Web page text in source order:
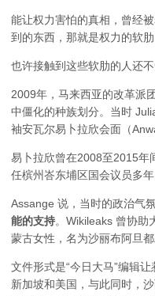
能让权力害怕的真相，曾经
到的东西，那就是权力的软肋
也许接触到这些软肋的人还
2009年，马来西亚的改革派
中僵化的种族划分。当时
袖安瓦尔易卜拉欣会面（
易卜拉欣曾在2008至2015年
任槟州峇东埔区国会议员多年
Assange 说，当时的政治气
能的支持。Wikileaks 曾协助
蒙古女性，名为沙丽布阿旦
文件形式是“今日大马”编辑
新加坡和美国，与此同时，